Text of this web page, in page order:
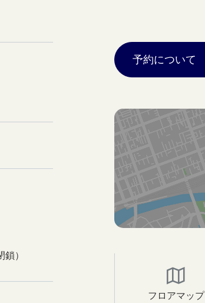
）
予約について
フロアマップ